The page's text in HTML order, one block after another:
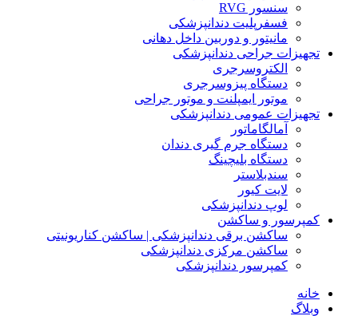
سنسور RVG
فسفرپلیت دندانپزشکی
مانیتور و دوربین داخل دهانی
تجهیزات جراحی دندانپزشکی
الکتروسرجری
دستگاه پیزوسرجری
موتور ایمپلنت و موتور جراحی
تجهیزات عمومی دندانپزشکی
آمالگاماتور
دستگاه جرم گیری دندان
دستگاه بلیچینگ
سندبلاستر
لایت کیور
لوپ دندانپزشکی
کمپرسور و ساکشن
ساکشن برقی دندانپزشکی | ساکشن کناریونیتی
ساکشن مرکزی دندانپزشکی
کمپرسور دندانپزشکی
خانه
وبلاگ